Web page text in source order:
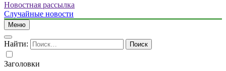
Новостная рассылка
Случайные новости
Меню
Найти:
Заголовки